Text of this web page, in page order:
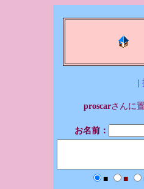
|
proscarさんに
お名前：
■ ■